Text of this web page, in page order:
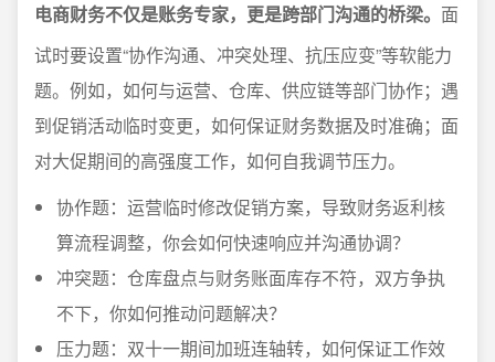
电商财务不仅是账务专家，更是跨部门沟通的桥梁。 面
试时要设置“协作沟通、冲突处理、抗压应变”等软能力
题。例如，如何与运营、仓库、供应链等部门协作；遇
到促销活动临时变更，如何保证财务数据及时准确；面
对大促期间的高强度工作，如何自我调节压力。
协作题：运营临时修改促销方案，导致财务返利核
算流程调整，你会如何快速响应并沟通协调？
冲突题：仓库盘点与财务账面库存不符，双方争执
不下，你如何推动问题解决？
压力题：双十一期间加班连轴转，如何保证工作效